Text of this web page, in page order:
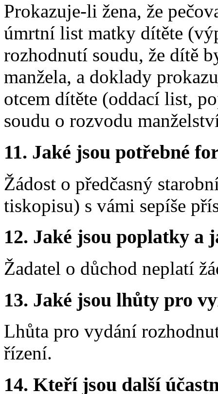
Prokazuje-li žena, že
úmrtní list matky dítěte
rozhodnutí soudu, že dítě
manžela, a doklady
otcem dítěte (oddací list,
soudu o rozvodu
11. Jaké jsou potřebné
Žádost o předčasný
tiskopisu) s vámi sepíše
12. Jaké jsou poplatky a
Žadatel o důchod neplatí
13. Jaké jsou lhůty pro
Lhůta pro vydání
řízení.
14. Kteří jsou další